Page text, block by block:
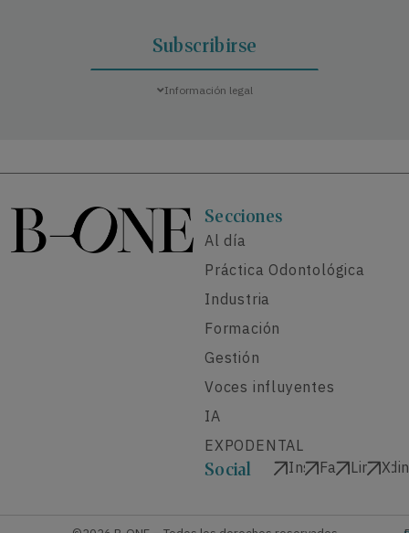
Información legal
Secciones
Al día
Práctica Odontológica
Industria
Formación
Gestión
Voces influyentes
IA
EXPODENTAL
Social Instagram
Facebook
X